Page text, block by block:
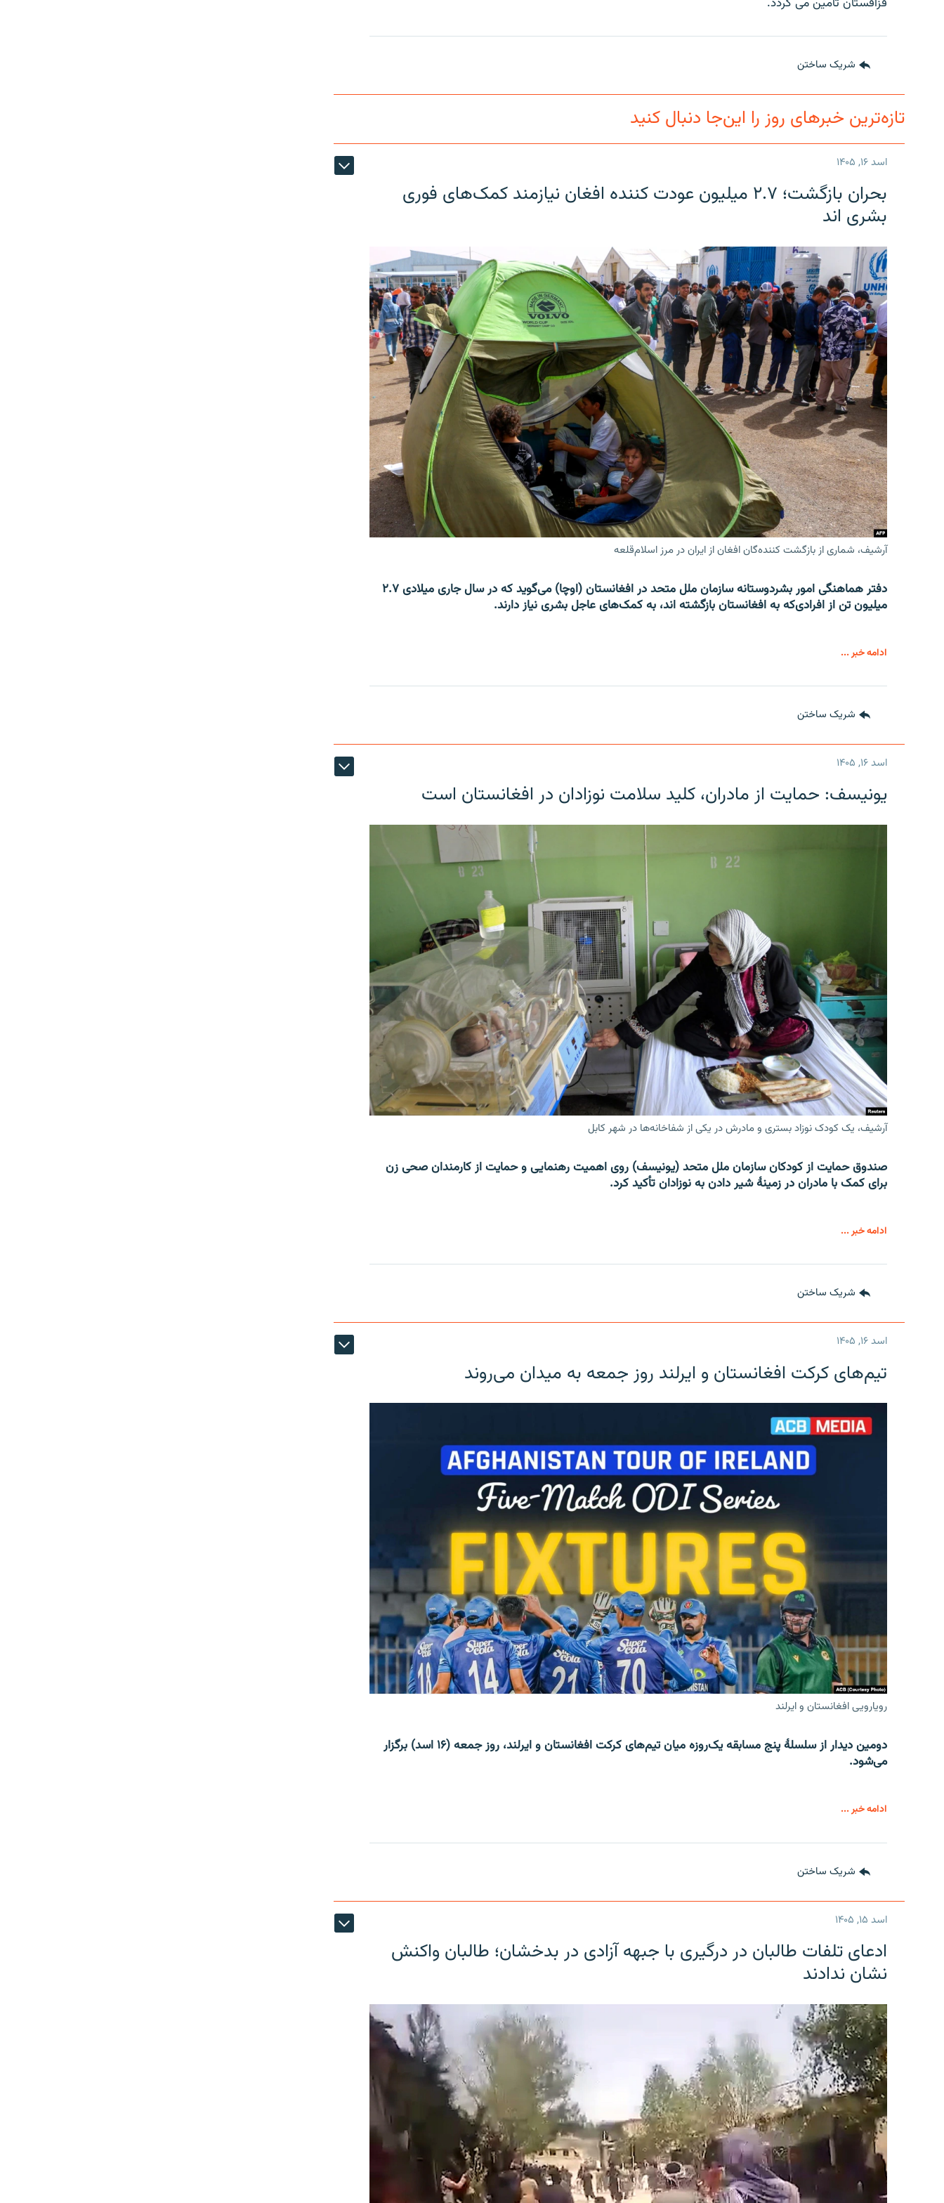
شریک ساختن
تازه‌ترین خبرهای روز را این‌جا دنبال کنید
اسد ۱۶, ۱۴۰۵
بحران بازگشت؛ ۲.۷ میلیون عودت کننده افغان نیازمند کمک‌های فوری
بشری اند
آرشیف، شماری از بازگشت کننده‌گان افغان از ایران در مرز اسلام‌قلعه
دفتر هماهنگی امور بشردوستانه سازمان ملل متحد در افغانستان (اوچا) می‌گوید که در سال جاری میلادی ۲.۷
میلیون تن از افرادی‌که به افغانستان بازگشته اند، به کمک‌های عاجل بشری نیاز دارند.
ادامه خبر ...
شریک ساختن
اسد ۱۶, ۱۴۰۵
یونیسف: حمایت از مادران، کلید سلامت نوزادان در افغانستان است
آرشیف، یک کودک نوزاد بستری و مادرش در یکی از شفاخانه‌ها در شهر کابل
صندوق حمایت از کودکان سازمان ملل متحد (یونیسف) روی اهمیت رهنمایی و حمایت از کارمندان صحی زن
برای کمک با مادران در زمینۀ شیر دادن به نوزادان تأکید کرد.
ادامه خبر ...
شریک ساختن
اسد ۱۶, ۱۴۰۵
تیم‌های کرکت افغانستان و ایرلند روز جمعه به میدان می‌روند
رویارویی افغانستان و ایرلند
دومین دیدار از سلسلۀ پنج مسابقه یک‌روزه میان تیم‌های کرکت افغانستان و ایرلند، روز جمعه (۱۶ اسد) برگزار
می‌شود.
ادامه خبر ...
شریک ساختن
اسد ۱۵, ۱۴۰۵
ادعای تلفات طالبان در درگیری با جبهه آزادی در بدخشان؛ طالبان واکنش
نشان ندادند